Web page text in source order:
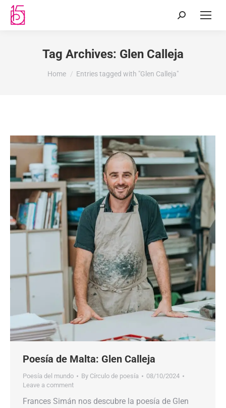
Tag Archives: Glen Calleja
You are here:
Home Entries tagged with "Glen Calleja"
Poesía de Malta: Glen Calleja
Poesía del mundo By Círculo de poesía
08/10/2024
Leave a comment
Frances Simán nos descubre la poesía de Glen